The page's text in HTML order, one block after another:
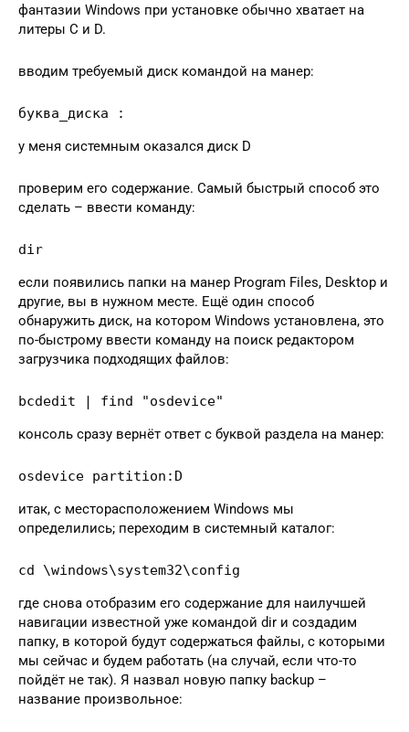
фантазии Windows при установке обычно хватает на
литеры С и D.
вводим требуемый диск командой на манер:
буква_диска :
у меня системным оказался диск D
проверим его содержание. Самый быстрый способ это
сделать – ввести команду:
dir
если появились папки на манер Program Files, Desktop и
другие, вы в нужном месте. Ещё один способ
обнаружить диск, на котором Windows установлена, это
по-быстрому ввести команду на поиск редактором
загрузчика подходящих файлов:
bcdedit | find "osdevice"
консоль сразу вернёт ответ с буквой раздела на манер:
osdevice partition:D
итак, с месторасположением Windows мы
определились; переходим в системный каталог:
cd \windows\system32\config
где снова отобразим его содержание для наилучшей
навигации известной уже командой dir и создадим
папку, в которой будут содержаться файлы, с которыми
мы сейчас и будем работать (на случай, если что-то
пойдёт не так). Я назвал новую папку backup –
название произвольное: